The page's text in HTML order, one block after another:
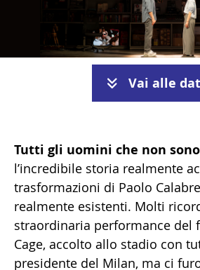
Vai alle
Tutti gli uomini che non sono
l’incredibile storia realmente
trasformazioni di Paolo
realmente esistenti. Molti
straordinaria performance del
Cage, accolto allo stadio con
presidente del Milan, ma ci